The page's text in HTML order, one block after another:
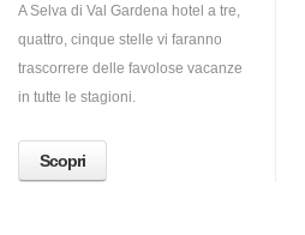
A Selva di Val Gardena hotel a tre,
quattro, cinque stelle vi faranno
trascorrere delle favolose vacanze
in tutte le stagioni.
Scopri